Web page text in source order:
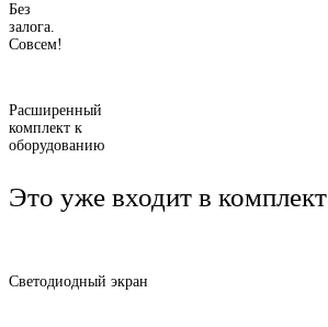
Без
залога.
Совсем!
Расширенный
комплект к
оборудованию
Это уже входит в комплект
Светодиодный экран